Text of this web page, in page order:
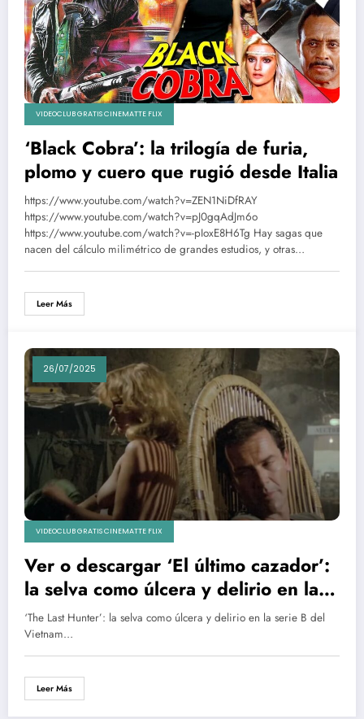
VIDEOCLUB GRATIS CINEMATTE FLIX
‘Black Cobra’: la trilogía de furia,
plomo y cuero que rugió desde Italia
https://www.youtube.com/watch?v=ZEN1NiDfRAY
https://www.youtube.com/watch?v=pJ0gqAdJm6o
https://www.youtube.com/watch?v=-pIoxE8H6Tg Hay sagas que
nacen del cálculo milimétrico de grandes estudios, y otras…
Leer Más
26/07/2025
VIDEOCLUB GRATIS CINEMATTE FLIX
Ver o descargar ‘El último cazador’:
la selva como úlcera y delirio en la
serie B del Vietnam
‘The Last Hunter’: la selva como úlcera y delirio en la serie B del
Vietnam…
Leer Más